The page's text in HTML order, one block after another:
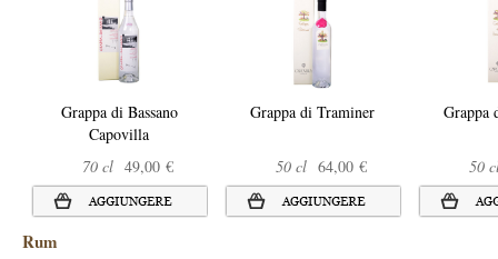
Grappa di Bassano
Capovilla
70 cl 49,00 €
Grappa di Traminer
50 cl 64,00 €
Grappa
50
Rum